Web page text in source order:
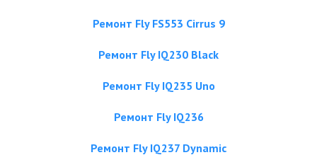
Ремонт Fly FS553 Cirrus 9
Ремонт Fly IQ230 Black
Ремонт Fly IQ235 Uno
Ремонт Fly IQ236
Ремонт Fly IQ237 Dynamic